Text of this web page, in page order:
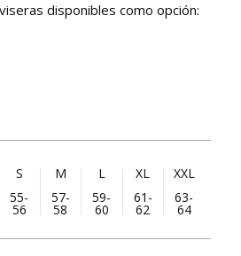
disponibles como opción:
S
55-
56
M
57-
58
L
59-
60
XL
61-
62
XXL
63-
64